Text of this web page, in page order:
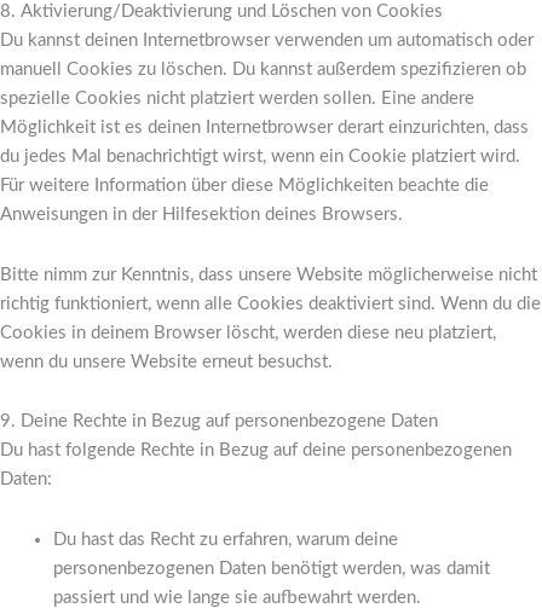
8. Aktivierung/Deaktivierung und Löschen von Cookies
Du kannst deinen Internetbrowser verwenden um automatisch oder
manuell Cookies zu löschen. Du kannst außerdem spezifizieren ob
spezielle Cookies nicht platziert werden sollen. Eine andere
Möglichkeit ist es deinen Internetbrowser derart einzurichten, dass
du jedes Mal benachrichtigt wirst, wenn ein Cookie platziert wird.
Für weitere Information über diese Möglichkeiten beachte die
Anweisungen in der Hilfesektion deines Browsers.
Bitte nimm zur Kenntnis, dass unsere Website möglicherweise nicht
richtig funktioniert, wenn alle Cookies deaktiviert sind. Wenn du die
Cookies in deinem Browser löscht, werden diese neu platziert,
wenn du unsere Website erneut besuchst.
9. Deine Rechte in Bezug auf personenbezogene Daten
Du hast folgende Rechte in Bezug auf deine personenbezogenen
Daten:
Du hast das Recht zu erfahren, warum deine
personenbezogenen Daten benötigt werden, was damit
passiert und wie lange sie aufbewahrt werden.